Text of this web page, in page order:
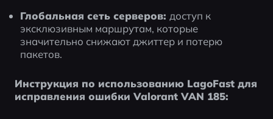
Глобальная сеть серверов: доступ к
эксклюзивным маршрутам, которые
значительно снижают джиттер и потерю
пакетов.
Инструкция по использованию LagoFast для
исправления ошибки Valorant VAN 185: